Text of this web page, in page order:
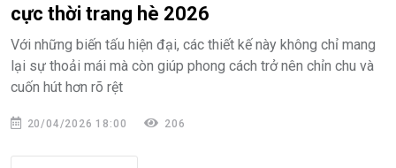
cực thời trang hè 2026
Với những biến tấu hiện đại, các thiết kế này không chỉ mang
lại sự thoải mái mà còn giúp phong cách trở nên chỉn chu và
cuốn hút hơn rõ rệt
20/04/2026 18:00 206